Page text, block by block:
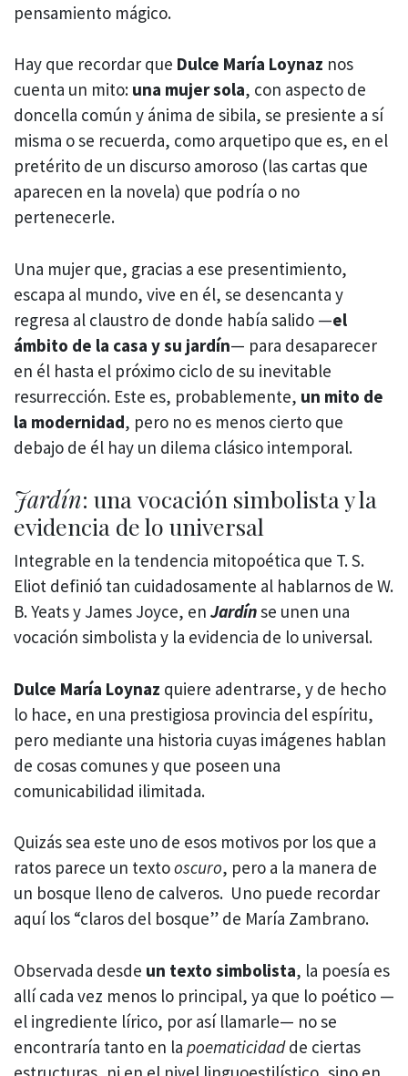
pensamiento mágico.
Hay que recordar que Dulce María Loynaz nos
cuenta un mito: una mujer sola, con aspecto de
doncella común y ánima de sibila, se presiente a sí
misma o se recuerda, como arquetipo que es, en el
pretérito de un discurso amoroso (las cartas que
aparecen en la novela) que podría o no
pertenecerle.
Una mujer que, gracias a ese presentimiento,
escapa al mundo, vive en él, se desencanta y
regresa al claustro de donde había salido —el
ámbito de la casa y su jardín— para desaparecer
en él hasta el próximo ciclo de su inevitable
resurrección. Este es, probablemente, un mito de
la modernidad, pero no es menos cierto que
debajo de él hay un dilema clásico intemporal.
Jardín: unavocación simbolista y la
evidencia de lo universal
Integrable en la tendencia mitopoética que T. S.
Eliot definió tan cuidadosamente al hablarnos de W.
B. Yeats y James Joyce, en Jardínse unen una
vocación simbolista y la evidencia de lo universal.
Dulce María Loynaz quiere adentrarse, y de hecho
lo hace, en una prestigiosa provincia del espíritu,
pero mediante una historia cuyas imágenes hablan
de cosas comunes y que poseen una
comunicabilidad ilimitada.
Quizás sea este uno de esos motivos por los que a
ratos parece un textooscuro, pero a la manera de
un bosque lleno de calveros. Uno puede recordar
aquí los “claros del bosque” de María Zambrano.
Observada desde un texto simbolista, la poesía es
allí cada vez menos lo principal, ya que lo poético —
el ingrediente lírico, por así llamarle— no se
encontraría tanto en la poematicidadde ciertas